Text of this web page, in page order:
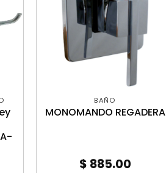
BAÑO
MONOMANDO REGADERA
$ 885.00